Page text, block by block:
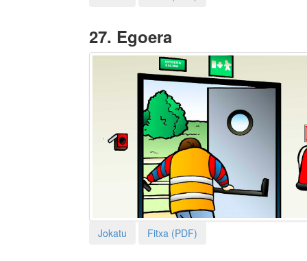
27. Egoera
Jokatu Fitxa (PDF)